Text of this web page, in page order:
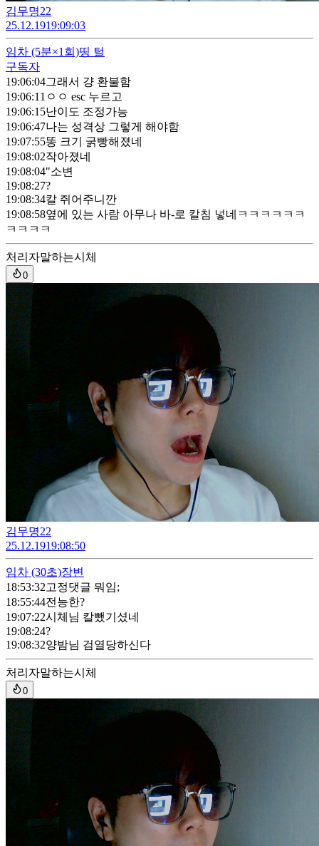
김무명22
25.12.1919:09:03
임차 (5분×1회)띵 털
구독자
19:06:04그래서 걍 환불함
19:06:11 ㅇㅇ esc 누르고
19:06:15난이도 조정가능
19:06:47나는 성격상 그렇게 해야함
19:07:55똥 크기 굵빵해졌네
19:08:02작아졌네
19:08:04"소변
19:08:27?
19:08:34칼 쥐어주니깐
19:08:58옆에 있는 사람 아무나 바-로 칼침 넣네ㅋㅋㅋㅋㅋㅋ
ㅋㅋㅋㅋ
처리자말하는시체
0
김무명22
25.12.1919:08:50
임차 (30초)장변
18:53:32고정댓글 뭐임;
18:55:44전능한?
19:07:22시체님 칼뺐기셨네
19:08:24?
19:08:32양밤님 검열당하신다
처리자말하는시체
0